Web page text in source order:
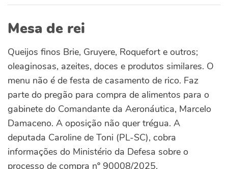
Mesa de rei
Queijos finos Brie, Gruyere, Roquefort e outros;
oleaginosas, azeites, doces e produtos similares. O
menu não é de festa de casamento de rico. Faz
parte do pregão para compra de alimentos para o
gabinete do Comandante da Aeronáutica, Marcelo
Damaceno. A oposição não quer trégua. A
deputada Caroline de Toni (PL-SC), cobra
informações do Ministério da Defesa sobre o
processo de compra nº 90008/2025.